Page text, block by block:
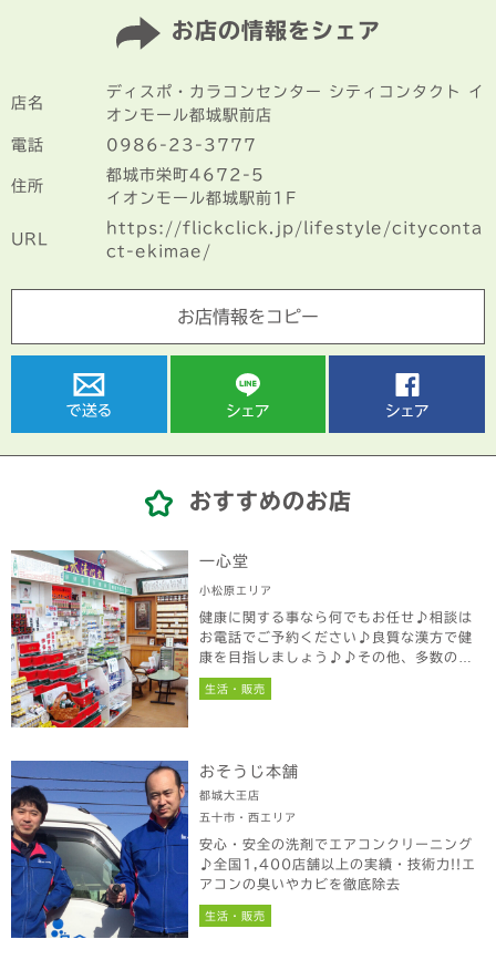
お店の情報をシェア
店名
ディスポ・カラコンセンター シティコンタクト イ
オンモール都城駅前店
電話
0986-23-3777
住所
都城市栄町4672-5
イオンモール都城駅前1F
URL
https://flickclick.jp/lifestyle/cityconta
ct-ekimae/
お店情報をコピー
おすすめのお店
一心堂
小松原エリア
健康に関する事なら何でもお任せ♪相談は
お電話でご予約ください♪良質な漢方で健
康を目指しましょう♪♪その他、多数の漢
方、お薬取り揃えております。お気軽に足
をお運び下さい。
生活・販売
おそうじ本舗
都城大王店
五十市・西エリア
安心・安全の洗剤でエアコンクリーニング
♪全国1,400店舗以上の実績・技術力!!エ
アコンの臭いやカビを徹底除去
生活・販売